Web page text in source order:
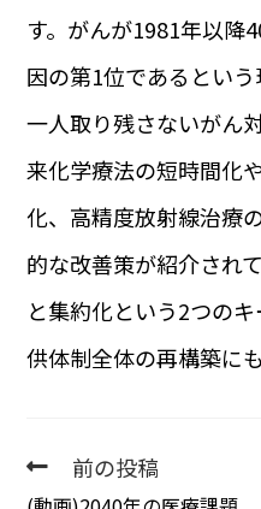
す。がんが1981年以降
因の第1位であるとい
一人取り残さないがん
来化学療法の短時間化
化、高精度放射線治療
的な改善策が紹介され
と集約化という2つの
供体制全体の再構築に
前の投稿